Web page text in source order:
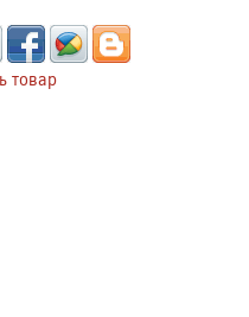
товар